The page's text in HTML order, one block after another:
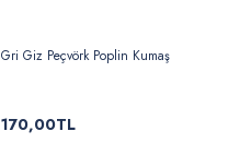
Gri Giz Peçvörk Poplin Kumaş
170,00TL